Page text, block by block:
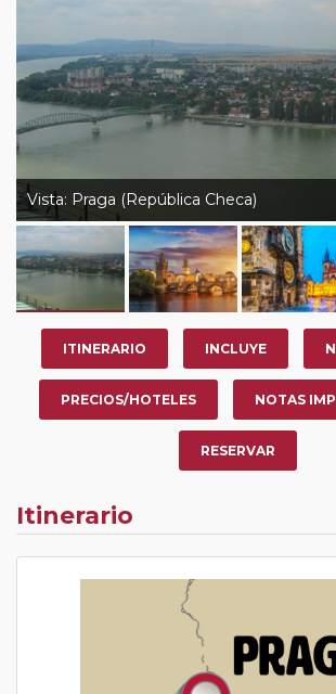
Vista: Praga (República Checa)
ITINERARIO INCLUYE
PRECIOS/HOTELES NOTAS
RESERVAR
Itinerario